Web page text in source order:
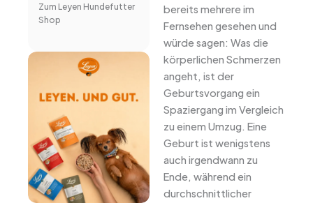
Zum Leyen Hundefutter
Shop
bereits mehrere im
Fernsehen gesehen und
würde sagen: Was die
körperlichen Schmerzen
angeht, ist der
Geburtsvorgang ein
Spaziergang im Vergleich
zu einem Umzug. Eine
Geburt ist wenigstens
auch irgendwann zu
Ende, während ein
durchschnittlicher